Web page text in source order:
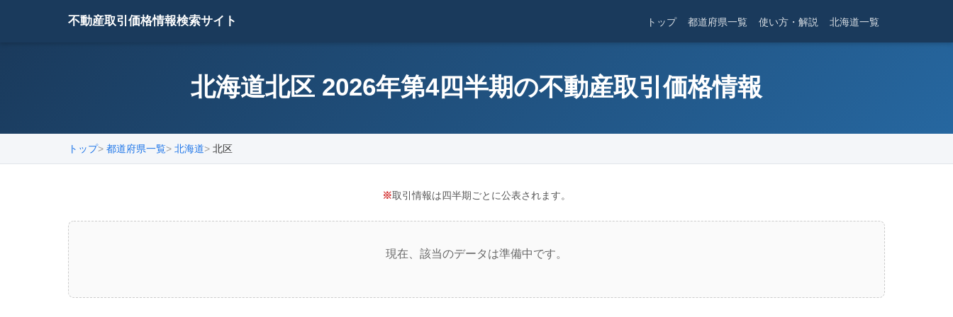
不動産取引価格情報検索サイト トップ 都道府県一覧 使い方・解説 北海道一覧
北海道北区 2026年第4四半期の不動産取引価格情報
トップ 都道府県一覧 北海道 北区
※取引情報は四半期ごとに公表されます。
現在、該当のデータは準備中です。